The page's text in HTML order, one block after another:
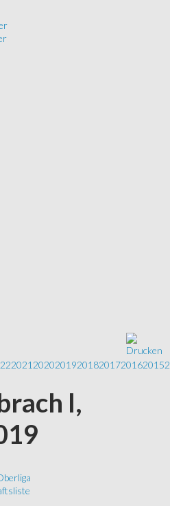
2021 202020192018201720162015
I,